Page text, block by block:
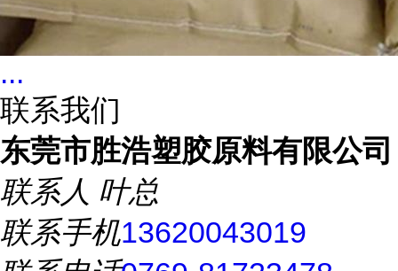
...
联系我们
东莞市胜浩塑胶原料有限公司
联系人 叶总
联系手机13620043019